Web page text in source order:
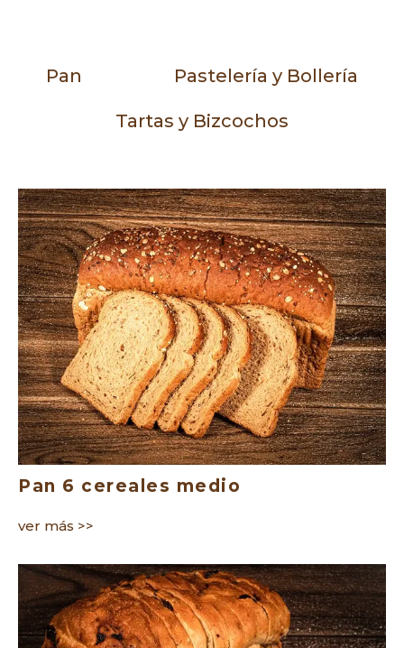
Pan Pastelería y Bollería
Tartas y Bizcochos
Pan 6 cereales medio
ver más >>